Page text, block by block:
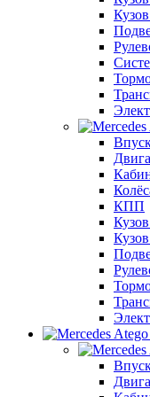
КПП